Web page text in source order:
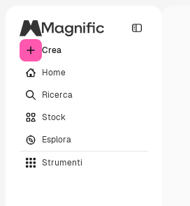
Crea
Home
Ricerca
Stock
Esplora
Strumenti